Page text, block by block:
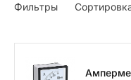
Фильтры